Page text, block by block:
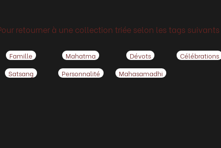
retourner à une collection triée selon les tags suivants
Famille Mahatma Dévots Célébrations
Satsang Personnalité Mahasamadhi